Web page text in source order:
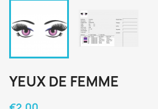
YEUX DE FEMME